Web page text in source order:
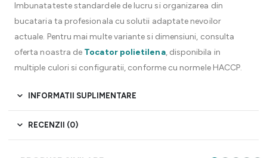
Imbunatateste standardele de lucru si organizarea din
bucataria ta profesionala cu solutii adaptate nevoilor
actuale. Pentru mai multe variante si dimensiuni, consulta
oferta noastra de Tocator polietilena, disponibila in
multiple culori si configuratii, conforme cu normele HACCP.
INFORMATII SUPLIMENTARE
RECENZII (0)